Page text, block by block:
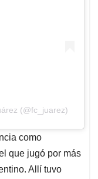
(@fc_juarez)
como
que jugó por más
Allí tuvo